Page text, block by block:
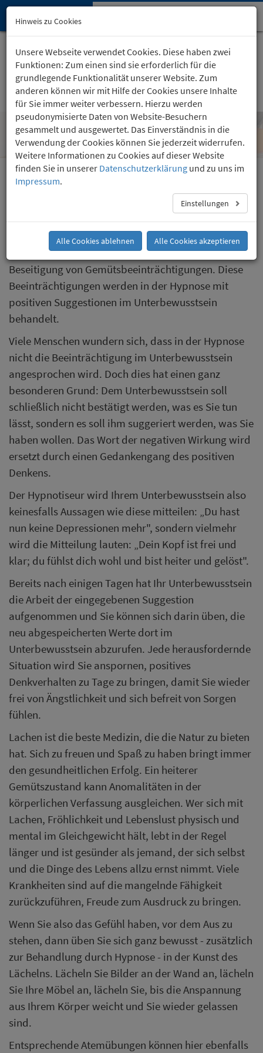
Hypnose-Institut
(0221) 36 757 24
Gemütsbeeinträchtigungen steuern
Die Behandlungsergebnisse können von Mensch zu
Frei von Gemütsbeeinträchtigungen
Ein wichtiges Anwendungsgebiet der Hypnose ist die
Beseitigung von Gemütsbeeinträchtigungen. Diese
Beeinträchtigungen werden in der Hypnose mit
positiven Suggestionen im Unterbewusstsein
behandelt.
Viele Menschen wundern sich, dass in der Hypnose
nicht die Beeinträchtigung im Unterbewusstsein
angesprochen wird. Doch dies hat einen ganz
besonderen Grund: Dem Unterbewusstsein soll
schließlich nicht bestätigt werden, was es Sie tun
lässt, sondern es soll ihm suggeriert werden, was Sie
haben wollen. Das Wort der negativen Wirkung wird
ersetzt durch einen Gedankengang des positiven
Denkens.
Der Hypnotiseur wird Ihrem Unterbewusstsein also
keinesfalls Aussagen wie diese mitteilen: „Du hast
nun keine Depressionen mehr", sondern vielmehr
wird die Mitteilung lauten: „Dein Kopf ist frei und
klar; du fühlst dich wohl und bist heiter und gelöst".
Bereits nach einigen Tagen hat Ihr Unterbewusstsein
die Arbeit der eingegebenen Suggestion
aufgenommen und Sie können sich darin üben, die
neu abgespeicherten Werte dort im
Unterbewusstsein abzurufen. Jede herausfordernde
Situation wird Sie anspornen, positives
Denkverhalten zu Tage zu bringen, damit Sie wieder
frei von Ängstlichkeit und sich befreit von Sorgen
fühlen.
Lachen ist die beste Medizin, die die Natur zu bieten
hat. Sich zu freuen und Spaß zu haben bringt immer
den gesundheitlichen Erfolg. Ein heiterer
Gemütszustand kann Anomalitäten in der
körperlichen Verfassung ausgleichen. Wer sich mit
Lachen, Fröhlichkeit und Lebenslust physisch und
mental im Gleichgewicht hält, lebt in der Regel
länger und ist gesünder als jemand, der sich selbst
und die Dinge des Lebens allzu ernst nimmt. Viele
Krankheiten sind auf die mangelnde Fähigkeit
zurückzuführen, Freude zum Ausdruck zu bringen.
Wenn Sie also das Gefühl haben, vor dem Aus zu
stehen, dann üben Sie sich ganz bewusst - zusätzlich
zur Behandlung durch Hypnose - in der Kunst des
Lächelns. Lächeln Sie Bilder an der Wand an, lächeln
Sie Ihre Möbel an, lächeln Sie, bis die Anspannung
aus Ihrem Körper weicht und Sie wieder gelassen
sind.
Entsprechende Atemübungen können hier ebenfalls
Hinweis zu Cookies
Unsere Webseite verwendet Cookies. Diese haben zwei
Funktionen: Zum einen sind sie erforderlich für die
grundlegende Funktionalität unserer Website. Zum
anderen können wir mit Hilfe der Cookies unsere Inhalte
für Sie immer weiter verbessern. Hierzu werden
pseudonymisierte Daten von Website-Besuchern
gesammelt und ausgewertet. Das Einverständnis in die
Verwendung der Cookies können Sie jederzeit widerrufen.
Weitere Informationen zu Cookies auf dieser Website
finden Sie in unserer Datenschutzerklärung und zu uns im
Impressum.
Einstellungen
Alle Cookies ablehnen Alle Cookies akzeptieren